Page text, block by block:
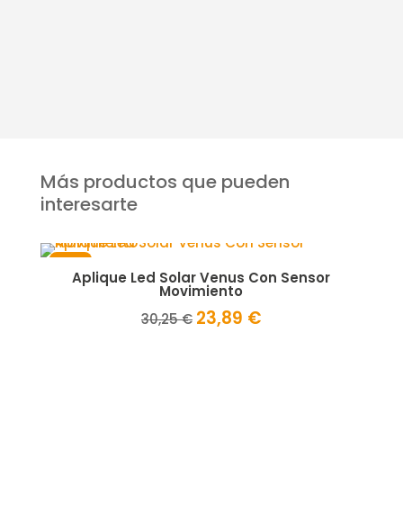
Más productos que pueden
interesarte
¡Oferta!
Aplique Led Solar Venus Con Sensor
Movimiento
30,25€ El
23,89 €El